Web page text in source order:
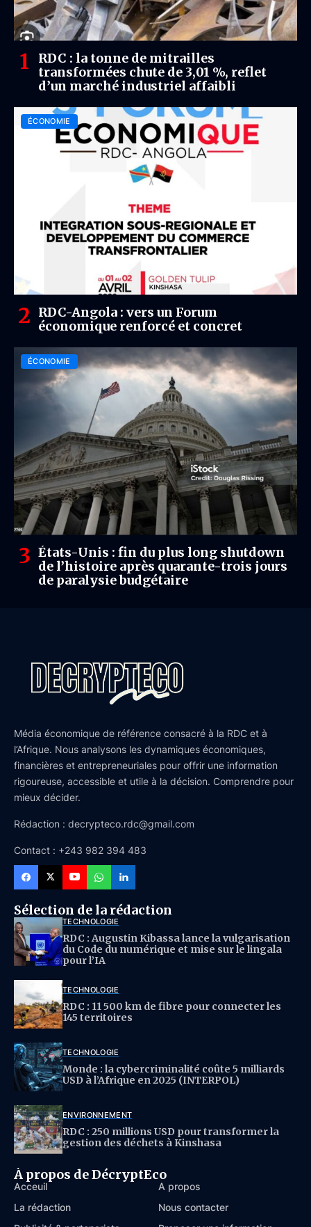
RDC : la tonne de mitrailles
transformées chute de 3,01 %, reflet
d’un marché industriel affaibli
ÉCONOMIE
RDC-Angola : vers un Forum
économique renforcé et concret
ÉCONOMIE
États-Unis : fin du plus long shutdown
de l’histoire après quarante-trois jours
de paralysie budgétaire
Média économique de référence consacré à la RDC et à
l’Afrique. Nous analysons les dynamiques économiques,
financières et entrepreneuriales pour offrir une information
rigoureuse, accessible et utile à la décision. Comprendre pour
mieux décider.
Rédaction : decrypteco.rdc@gmail.com
Contact : +243 982 394 483
Sélection de la rédaction
TECHNOLOGIE
RDC : Augustin Kibassa lance la vulgarisation
du Code du numérique et mise sur le lingala
pour l’IA
TECHNOLOGIE
RDC : 11 500 km de fibre pour connecter les
145 territoires
TECHNOLOGIE
Monde : la cybercriminalité coûte 5 milliards
USD à l’Afrique en 2025 (INTERPOL)
ENVIRONNEMENT
RDC : 250 millions USD pour transformer la
gestion des déchets à Kinshasa
À propos de DécryptEco
Acceuil
À propos
La rédaction
Nous contacter